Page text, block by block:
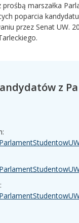
marszałka
poparcia
przez Senat UW.
z